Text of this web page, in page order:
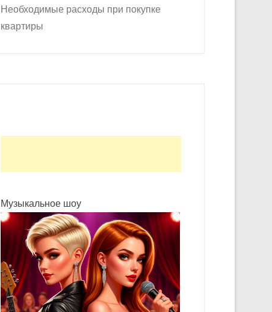
Необходимые расходы при покупке
квартиры
Музыкальное шоу